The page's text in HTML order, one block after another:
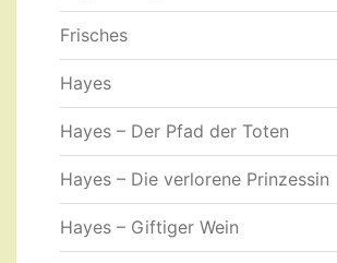
Frisches
Hayes
Hayes – Der Pfad der Toten
Hayes – Die verlorene Prinzessin
Hayes – Giftiger Wein